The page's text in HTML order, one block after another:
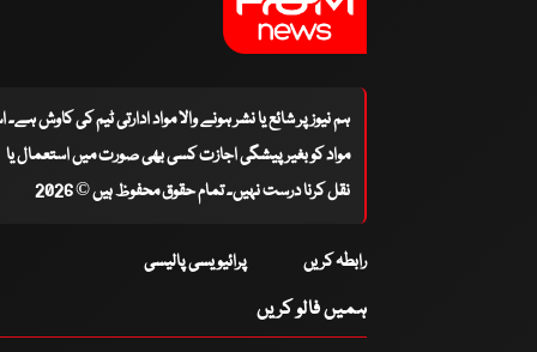
ہم نیوز پر شائع یا نشر ہونے والا مواد ادارتی ٹیم کی کاوش
مواد کو بغیر پیشگی اجازت کسی بھی صورت میں استعمال یا
نقل کرنا درست نہیں۔ تمام حقوق محفوظ ہیں © 2026
رابطہ کریں پرائیویسی پالیسی
ہمیں فالو کریں